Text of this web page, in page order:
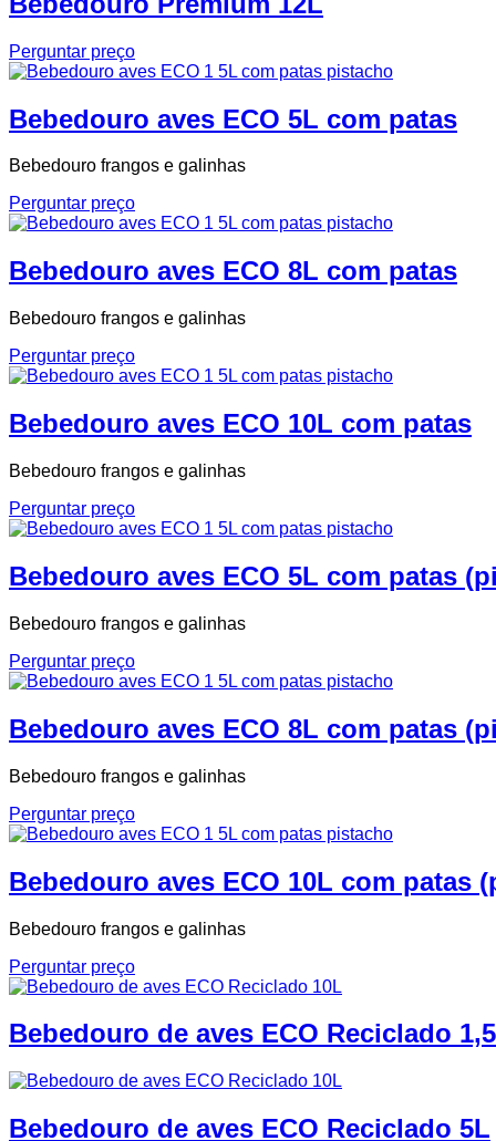
Perguntar preço
Bebedouro aves ECO 5L com patas
Bebedouro frangos e galinhas
Perguntar preço
Bebedouro aves ECO 8L com patas
Bebedouro frangos e galinhas
Perguntar preço
Bebedouro aves ECO 10L com patas
Bebedouro frangos e galinhas
Perguntar preço
Bebedouro aves ECO 5L com patas
Bebedouro frangos e galinhas
Perguntar preço
Bebedouro aves ECO 8L com patas
Bebedouro frangos e galinhas
Perguntar preço
Bebedouro aves ECO 10L com patas
Bebedouro frangos e galinhas
Perguntar preço
Bebedouro de aves ECO Reciclado
Bebedouro de aves ECO Reciclado 5L